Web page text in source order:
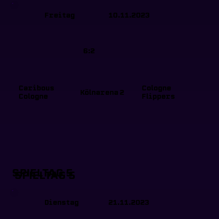
6:2
Freitag 10.11.2023
Caribous
Cologne
Kölnarena 2
Cologne
Flippers
SPIELTAG 5
SPIELTAG 5
Dienstag 21.11.2023